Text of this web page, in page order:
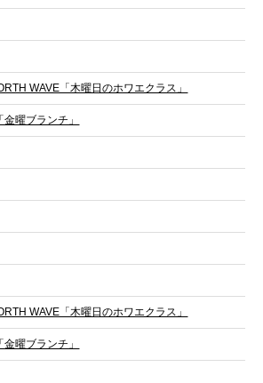
WAVE「木曜日のホワエクラス」
金曜ブランチ」
WAVE「木曜日のホワエクラス」
金曜ブランチ」